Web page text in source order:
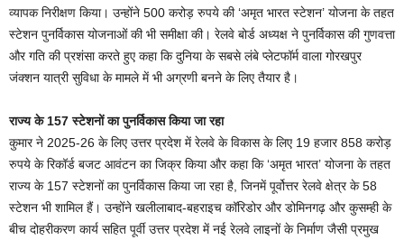
व्यापक निरीक्षण किया। उन्होंने 500 करोड़ रुपये की ‘अमृत भारत स्टेशन’ योजना के तहत
स्टेशन पुनर्विकास योजनाओं की भी समीक्षा की। रेलवे बोर्ड अध्यक्ष ने पुनर्विकास की गुणवत्ता
और गति की प्रशंसा करते हुए कहा कि दुनिया के सबसे लंबे प्लेटफॉर्म वाला गोरखपुर
जंक्शन यात्री सुविधा के मामले में भी अग्रणी बनने के लिए तैयार है।
राज्य के 157 स्टेशनों का पुनर्विकास किया जा रहा
कुमार ने 2025-26 के लिए उत्तर प्रदेश में रेलवे के विकास के लिए 19 हजार 858 करोड़
रुपये के रिकॉर्ड बजट आवंटन का जिक्र किया और कहा कि ‘अमृत भारत’ योजना के तहत
राज्य के 157 स्टेशनों का पुनर्विकास किया जा रहा है, जिनमें पूर्वोत्तर रेलवे क्षेत्र के 58
स्टेशन भी शामिल हैं। उन्होंने खलीलाबाद-बहराइच कॉरिडोर और डोमिनगढ़ और कुसम्ही के
बीच दोहरीकरण कार्य सहित पूर्वी उत्तर प्रदेश में नई रेलवे लाइनों के निर्माण जैसी प्रमुख